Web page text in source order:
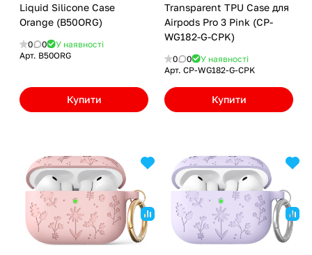
Liquid Silicone Case
Orange (B50ORG)
0 0
У наявності
Арт. B50ORG
Купити
Transparent TPU Case для
Airpods Pro 3 Pink (CP-
WG182-G-CPK)
0 0
У наявності
Арт. CP-WG182-G-CPK
Купити